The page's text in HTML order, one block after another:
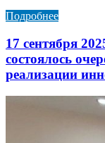
Подробнее
17 сентября
состоялось
реализации